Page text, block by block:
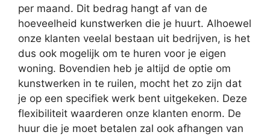
per maand. Dit bedrag hangt af van de
hoeveelheid kunstwerken die je huurt. Alhoewel
onze klanten veelal bestaan uit bedrijven, is het
dus ook mogelijk om te huren voor je eigen
woning. Bovendien heb je altijd de optie om
kunstwerken in te ruilen, mocht het zo zijn dat
je op een specifiek werk bent uitgekeken. Deze
flexibiliteit waarderen onze klanten enorm. De
huur die je moet betalen zal ook afhangen van